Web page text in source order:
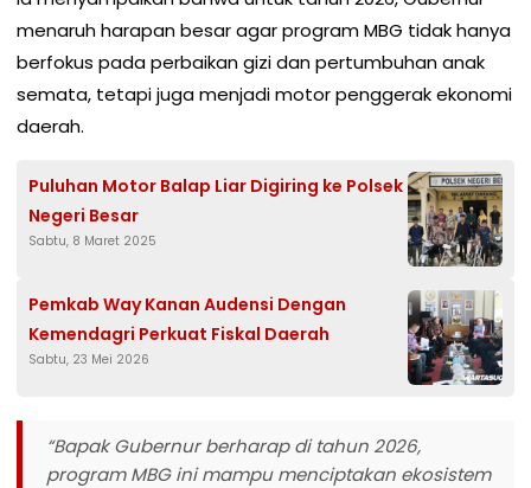
menaruh harapan besar agar program MBG tidak hanya
berfokus pada perbaikan gizi dan pertumbuhan anak
semata, tetapi juga menjadi motor penggerak ekonomi
daerah.
Puluhan Motor Balap Liar Digiring ke Polsek
Negeri Besar
Sabtu, 8 Maret 2025
Pemkab Way Kanan Audensi Dengan
Kemendagri Perkuat Fiskal Daerah
Sabtu, 23 Mei 2026
“Bapak Gubernur berharap di tahun 2026,
program MBG ini mampu menciptakan ekosistem